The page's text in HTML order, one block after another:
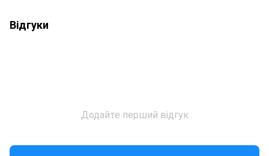
Відгуки
Додайте перший відгук